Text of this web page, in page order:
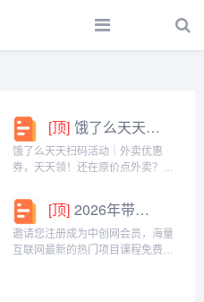
[顶] 饿了么天天扫码活动｜外卖优惠券，天天领！
饿了么天天扫码活动｜外卖优惠
券，天天领！还在原价点外卖？你
码活动」，用微信扫一扫，就能领
外卖专属优惠券，先领券再下单，
省钱更划算！优惠覆盖全场景早餐
汉堡、午餐快餐、晚餐炸...
[顶] 2026年带你闷声赚大钱，轻松月赚1000+
邀请您注册成为中创网会员，海量
互联网最新的热门项目课程免费学